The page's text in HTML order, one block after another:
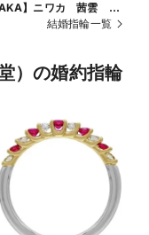
】ニワカ 茜雲
結婚指輪一覧
）の婚約指輪